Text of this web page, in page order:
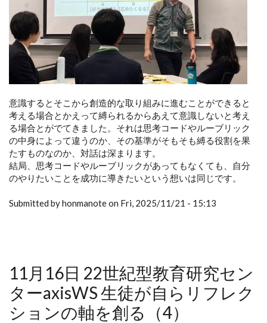
意識するとそこから創造的な取り組みに進むことができると
考える場合とかえって縛られるからあえて意識しないと考え
る場合とがでてきました。それは思考コードやルーブリック
の中身によって違うのか、その基準がそもそも縛る役割を果
たすものなのか、対話は深まります。
結局、思考コードやルーブリックがあってもなくても、自分
のやりたいことを成功に導きたいという想いは同じです。
Submitted by honmanote on Fri, 2025/11/21 - 15:13
11月16日 22世紀型教育研究セン
ターaxisWS 生徒が自らリフレク
ションの軸を創る（4）